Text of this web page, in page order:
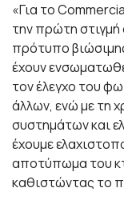
«Για το
την πρώτη στιγμή
πρότυπο
έχουν
τον έλεγχο του
άλλων, ενώ με τη
συστημάτων και
έχουμε
αποτύπωμα του
καθιστώντας το